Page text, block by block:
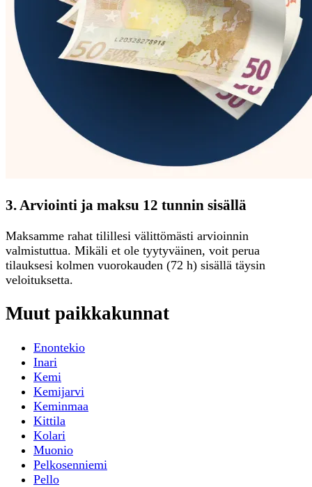
3. Arviointi ja maksu 12 tunnin sisällä
Maksamme rahat tilillesi välittömästi arvioinnin
valmistuttua. Mikäli et ole tyytyväinen, voit perua
tilauksesi kolmen vuorokauden (72 h) sisällä täysin
veloituksetta.
Muut paikkakunnat
Enontekio
Inari
Kemi
Kemijarvi
Keminmaa
Kittila
Kolari
Muonio
Pelkosenniemi
Pello